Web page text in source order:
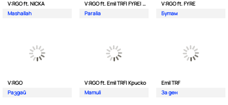
V:RGO ft. NICKA
Mashallah
V:RGO ft. Emil TRF| FYRE| 2Bona
Paralia
V:RGO ft. FYRE
Бутам
V:RGO
Раздай
V:RGO ft. Emil TRF| Криско
Mamuli
Emil TRF
За ден